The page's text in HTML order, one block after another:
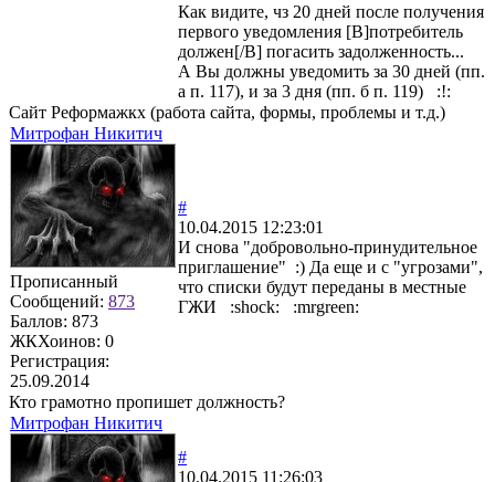
Как видите, чз 20 дней после получения
первого уведомления [B]потребитель
должен[/B] погасить задолженность...
А Вы должны уведомить за 30 дней (пп.
а п. 117), и за 3 дня (пп. б п. 119) :!:
Сайт Реформажкх (работа сайта, формы, проблемы и т.д.)
Митрофан Никитич
Прописанный
Сообщений: 873
Баллов: 873
ЖКХоинов: 0
Регистрация:
25.09.2014
#
10.04.2015 12:23:01
И снова "добровольно-принудительное
приглашение" :) Да еще и с "угрозами",
что списки будут переданы в местные
ГЖИ :shock: :mrgreen:
Кто грамотно пропишет должность?
Митрофан Никитич
#
10.04.2015 11:26:03